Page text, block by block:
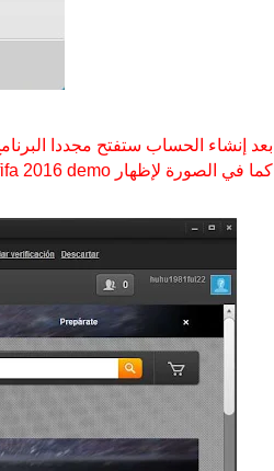
بعد إنشاء الحساب ستفتح مجددا
كما في الصورة لإظهار fifa 2016 demo